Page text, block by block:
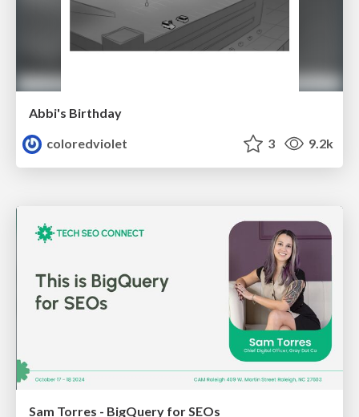
Abbi's Birthday
coloredviolet
3 9.2k
Sam Torres - BigQuery for SEOs